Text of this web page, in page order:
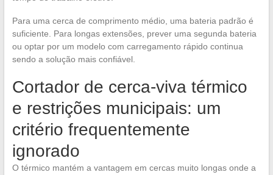
Para uma cerca de comprimento médio, uma bateria padrão é
suficiente. Para longas extensões, prever uma segunda bateria
ou optar por um modelo com carregamento rápido continua
sendo a solução mais confiável.
Cortador de cerca-viva térmico
e restrições municipais: um
critério frequentemente
ignorado
O térmico mantém a vantagem em cercas muito longas onde a